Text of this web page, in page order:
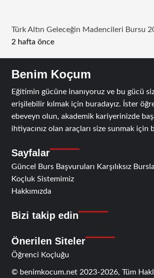
Türk Altın Geleceğin Madencileri Bursu
2 hafta önce
Benim Koçum
Eğitimin gücüne inanıyoruz ve bu gücü
erişilebilir kılmak için buradayız. İster
ebeveyn olun, akademik kariyerinizde
ihtiyacınız olan araçları size sunmak için
Sayfalar
Güncel Burs Başvuruları Karşılıksız
Koçluk Sistemimiz
Hakkımızda
Bizi takip edin
Önerilen Siteler
Öğrenci Koçluğu
© benimkocum.net 2023-2026, Tüm